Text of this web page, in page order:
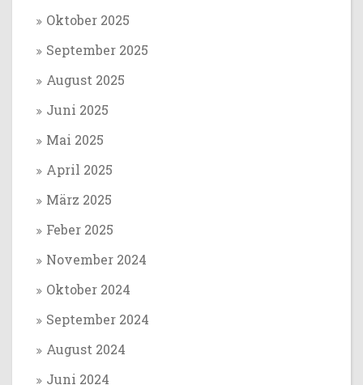
Oktober 2025
September 2025
August 2025
Juni 2025
Mai 2025
April 2025
März 2025
Feber 2025
November 2024
Oktober 2024
September 2024
August 2024
Juni 2024